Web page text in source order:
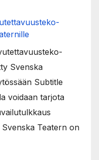
Svenska
Subtitle
voidaan tarjota
Teatern on